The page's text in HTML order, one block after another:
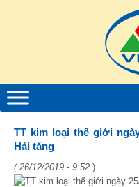
TT kim loại thế giới
Hải tăng
( 26/12/2019 - 9:52 )